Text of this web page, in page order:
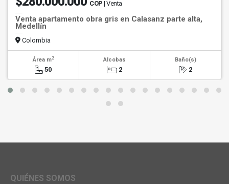
COP | Venta
Venta apartamento obra gris en Calasanz parte alta,
Medellín
Colombia
Área m2
50
Alcobas
2
Baño(s)
2
QUIÉNES SOMOS